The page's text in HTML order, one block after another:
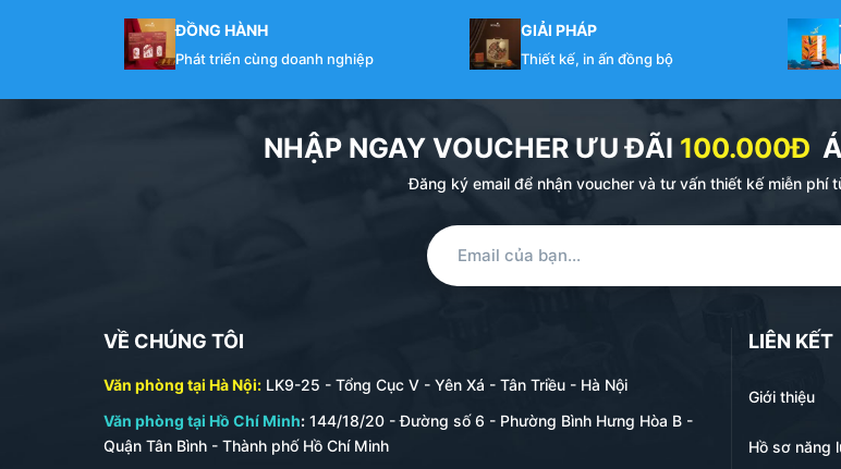
ĐỒNG HÀNH
Phát triển cùng doanh nghiệp
GIẢI PHÁP
Thiết kế, in ấn đồng bộ
NHẬP NGAY VOUCHER ƯU ĐÃI 100.000Đ
Đăng ký email để nhận voucher và tư vấn thiết kế miễn phí
VỀ CHÚNG TÔI
Văn phòng tại Hà Nội: LK9-25 - Tổng Cục V - Yên Xá - Tân Triều - Hà Nội
Văn phòng tại Hồ Chí Minh: 144/18/20 - Đường số 6 - Phường Bình Hưng Hòa B -
Quận Tân Bình - Thành phố Hồ Chí Minh
LIÊN KẾT
Giới thiệu
Hồ sơ năng